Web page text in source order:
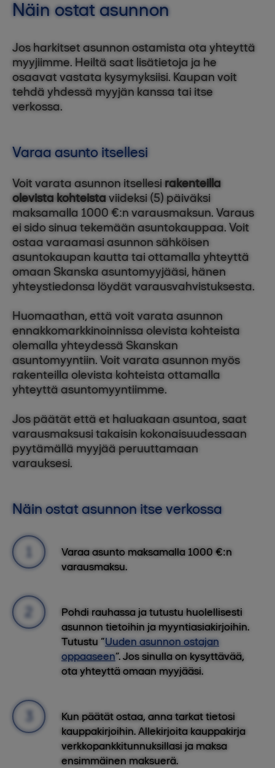
Näin ostat asunnon
Jos harkitset asunnon ostamista ota yhteyttä
myyjiimme. Heiltä saat lisätietoja ja he
osaavat vastata kysymyksiisi. Kaupan voit
tehdä yhdessä myyjän kanssa tai itse
verkossa.
Varaa asunto itsellesi
Voit varata asunnon itsellesirakenteilla
olevista kohteistaviideksi (5) päiväksi
maksamalla 1000 €:n varausmaksun. Varaus
ei sido sinua tekemään asuntokauppaa. Voit
ostaa varaamasi asunnon sähköisen
asuntokaupan kautta tai ottamalla yhteyttä
omaan Skanska asuntomyyjääsi, hänen
yhteystiedonsa löydät varausvahvistuksesta.
Huomaathan, että voit varata asunnon
ennakkomarkkinoinnissa olevista kohteista
olemalla yhteydessä Skanskan
asuntomyyntiin. Voit varata asunnon myös
rakenteilla olevista kohteista ottamalla
yhteyttä asuntomyyntiimme.
Jos päätät että et haluakaan asuntoa, saat
varausmaksusi takaisin kokonaisuudessaan
pyytämällä myyjää peruuttamaan
varauksesi.
Näin ostat asunnon itse verkossa
Varaa asunto maksamalla 1000 €:n
varausmaksu.
Pohdi rauhassa ja tutustu huolellisesti
asunnon tietoihin ja myyntiasiakirjoihin.
Tutustu “Uuden asunnon ostajan
oppaaseen”. Jos sinulla on kysyttävää,
ota yhteyttä omaan myyjääsi.
Kun päätät ostaa, anna tarkat tietosi
kauppakirjoihin. Allekirjoita kauppakirja
verkkopankkitunnuksillasi ja maksa
ensimmäinen maksuerä.